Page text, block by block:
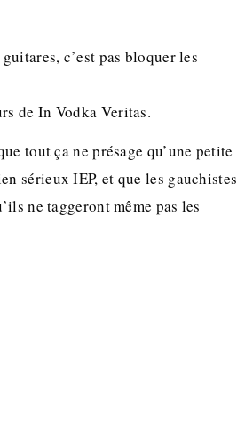
c’est pas bloquer les
de In Vodka Veritas.
tout ça ne présage qu’une petite
sérieux IEP, et que les gauchistes
ne taggeront même pas les